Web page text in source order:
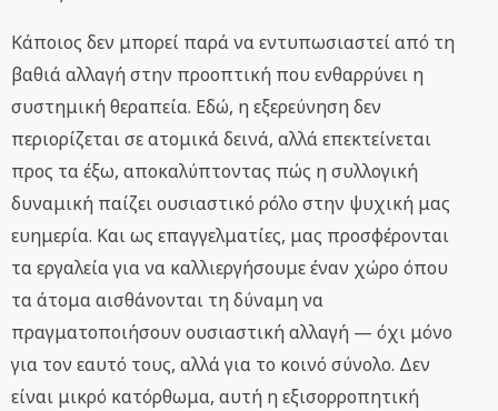
Κάποιος δεν μπορεί παρά να εντυπωσιαστεί από τη
βαθιά αλλαγή στην προοπτική που ενθαρρύνει η
συστημική θεραπεία. Εδώ, η εξερεύνηση δεν
περιορίζεται σε ατομικά δεινά, αλλά επεκτείνεται
προς τα έξω, αποκαλύπτοντας πώς η συλλογική
δυναμική παίζει ουσιαστικό ρόλο στην ψυχική μας
ευημερία. Και ως επαγγελματίες, μας προσφέρονται
τα εργαλεία για να καλλιεργήσουμε έναν χώρο όπου
τα άτομα αισθάνονται τη δύναμη να
πραγματοποιήσουν ουσιαστική αλλαγή — όχι μόνο
για τον εαυτό τους, αλλά για το κοινό σύνολο. Δεν
είναι μικρό κατόρθωμα, αυτή η εξισορροπητική